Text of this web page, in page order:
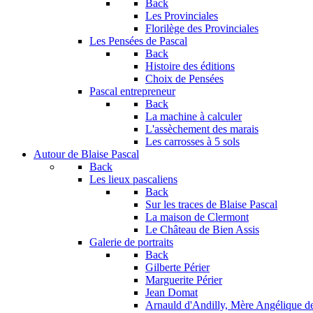
Back
Les Provinciales
Florilège des Provinciales
Les Pensées de Pascal
Back
Histoire des éditions
Choix de Pensées
Pascal entrepreneur
Back
La machine à calculer
L'assèchement des marais
Les carrosses à 5 sols
Autour de Blaise Pascal
Back
Les lieux pascaliens
Back
Sur les traces de Blaise Pascal
La maison de Clermont
Le Château de Bien Assis
Galerie de portraits
Back
Gilberte Périer
Marguerite Périer
Jean Domat
Arnauld d'Andilly, Mère Angélique